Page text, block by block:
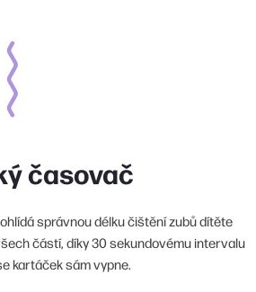
časovač
správnou délku čištění zubů dítěte
částí, díky 30 sekundovému intervalu
kartáček sám vypne.